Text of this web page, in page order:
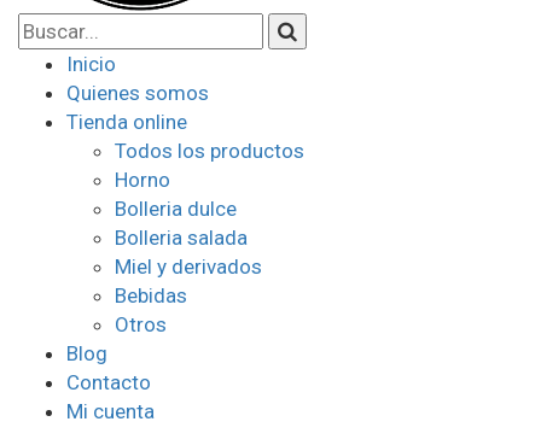
Inicio
Quienes somos
Tienda online
Todos los productos
Horno
Bolleria dulce
Bolleria salada
Miel y derivados
Bebidas
Otros
Blog
Contacto
Mi cuenta